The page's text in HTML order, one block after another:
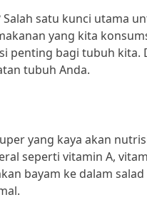
satu kunci utama
yang kita
penting bagi tubuh kita.
tubuh Anda.
yang kaya akan
seperti vitamin A,
bayam ke dalam